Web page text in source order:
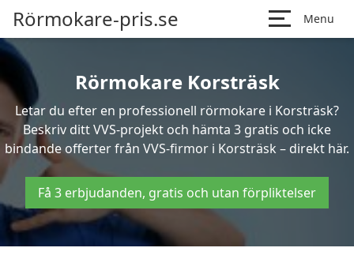
Rörmokare-pris.se Menu
Rörmokare Korsträsk
Letar du efter en professionell rörmokare i Korsträsk?
Beskriv ditt VVS-projekt och hämta 3 gratis och icke
bindande offerter från VVS-firmor i Korsträsk – direkt här.
Få 3 erbjudanden, gratis och utan förpliktelser